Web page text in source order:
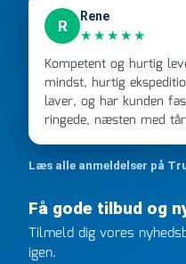
R
Rene
★★★★★
Kompetent og hurtig levering!
mindst, hurtig
laver, og har kunden
ringede, næsten med
kunne overholde en 2
ringede onsdag kl 16,
efter kl 6.45! Kan slet
gang jeg skal bruge
FØRST. De
Læs alle anmeldelser på
Få gode tilbud og
Tilmeld dig vores
igen.